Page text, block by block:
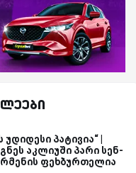
უდიდესი პატივია“ |
აკლიუში პარი სენ-
ფეხბურთელია